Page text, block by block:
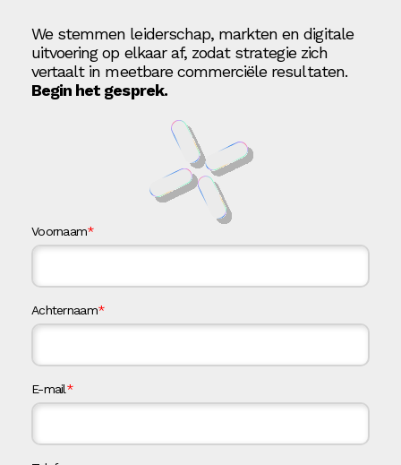
We stemmen leiderschap, markten en digitale
uitvoering op elkaar af, zodat strategie zich
vertaalt in meetbare commerciële resultaten.
Begin het gesprek.
Voornaam*
Achternaam*
E-mail*